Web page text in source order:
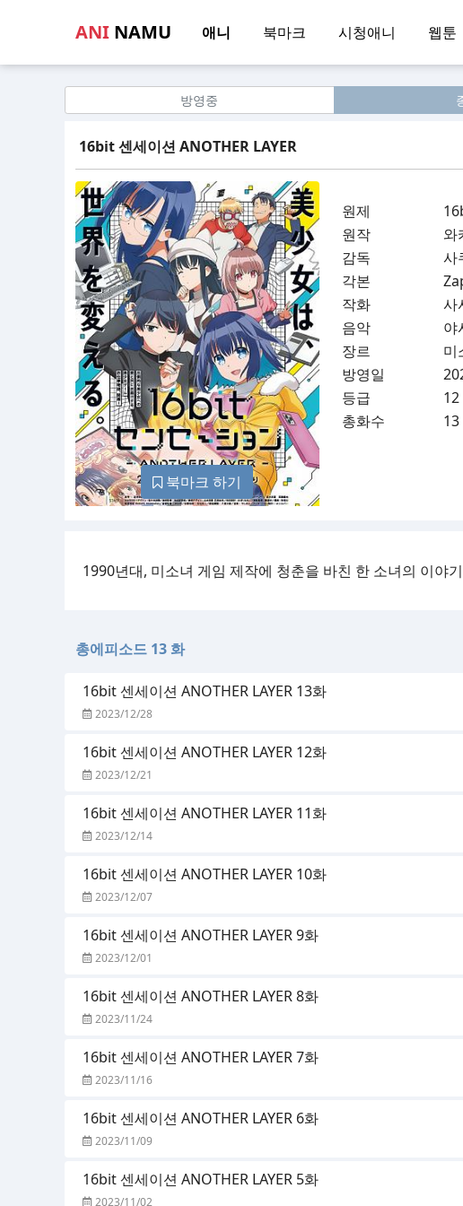
ANI NAMU 애니 북마크 시청애니 웹툰
방영중
16bit 센세이션 ANOTHER LAYER
북마크 하기
원제
원작
와
감독
사
각본
작화
사
음악
야
장르
미
방영일
등급
12
총화수
13
1990년대, 미소녀 게임 제작에 청춘을 바친 한 소녀의 이야기
총에피소드 13 화
16bit 센세이션 ANOTHER LAYER 13화
2023/12/28
16bit 센세이션 ANOTHER LAYER 12화
2023/12/21
16bit 센세이션 ANOTHER LAYER 11화
2023/12/14
16bit 센세이션 ANOTHER LAYER 10화
2023/12/07
16bit 센세이션 ANOTHER LAYER 9화
2023/12/01
16bit 센세이션 ANOTHER LAYER 8화
2023/11/24
16bit 센세이션 ANOTHER LAYER 7화
2023/11/16
16bit 센세이션 ANOTHER LAYER 6화
2023/11/09
16bit 센세이션 ANOTHER LAYER 5화
2023/11/02